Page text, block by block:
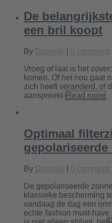
De
een bril koopt
By Dominik 0 comment
Vroeg of laat is het
komen. Of het nou gaat
zich heeft veranderd, of
aanspreekt- Read more
Optimaal
By Dominik 0 comment
De gepolariseerde
klassieke bescherming
vandaag de dag een
echte fashion must-